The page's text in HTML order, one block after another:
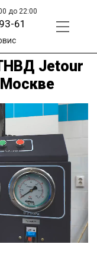
до 22:00
61
Jetour